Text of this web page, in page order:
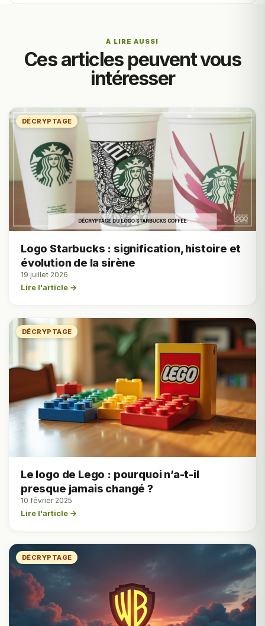
À LIRE AUSSI
Ces articles peuvent vous
intéresser
DÉCRYPTAGE
Logo Starbucks : signification, histoire et
évolution de la sirène
19 juillet 2026
Lire l'article →
DÉCRYPTAGE
Le logo de Lego : pourquoi n’a-t-il
presque jamais changé ?
10 février 2025
Lire l'article →
DÉCRYPTAGE